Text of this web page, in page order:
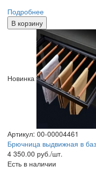
Подробнее
В корзину
Новинка
Артикул: 00-00004461
Брючница выдвижная в
4 350.00 руб./шт.
Есть в наличии